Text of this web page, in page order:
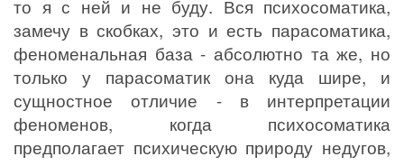
то я с ней и не буду. Вся психосоматика,
замечу в скобках, это и есть парасоматика,
феноменальная база - абсолютно та же, но
только у парасоматик она куда шире, и
сущностное отличие - в интерпретации
феноменов, когда психосоматика
предполагает психическую природу недугов,